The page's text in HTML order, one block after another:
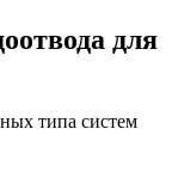
для
типа систем